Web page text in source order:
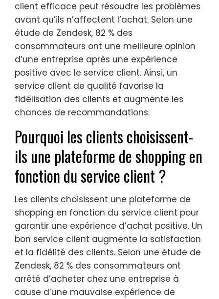
client efficace peut résoudre les problèmes
avant qu’ils n’affectent l’achat. Selon une
étude de Zendesk, 82 % des
consommateurs ont une meilleure opinion
d’une entreprise après une expérience
positive avec le service client. Ainsi, un
service client de qualité favorise la
fidélisation des clients et augmente les
chances de recommandations.
Pourquoi les clients choisissent-
ils une plateforme de shopping en
fonction du service client ?
Les clients choisissent une plateforme de
shopping en fonction du service client pour
garantir une expérience d’achat positive. Un
bon service client augmente la satisfaction
et la fidélité des clients. Selon une étude de
Zendesk, 82 % des consommateurs ont
arrêté d’acheter chez une entreprise à
cause d’une mauvaise expérience de